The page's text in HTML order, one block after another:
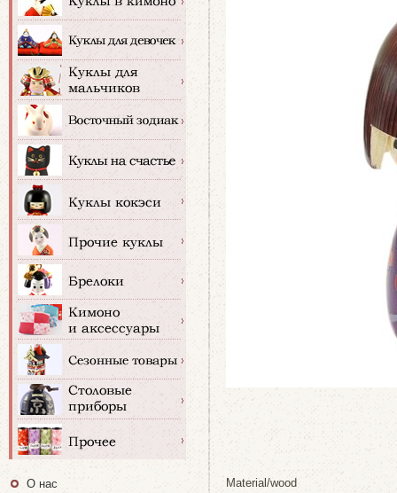
Material/wood
О нас